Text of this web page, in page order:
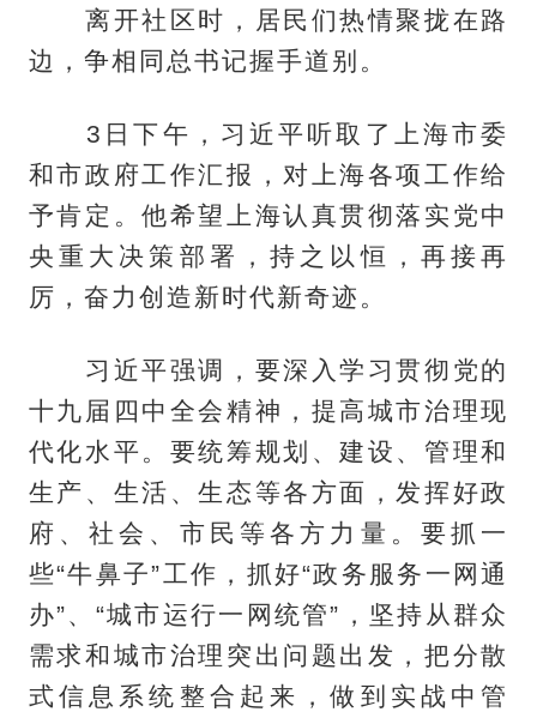
离开社区时，居民们热情聚拢在路
边，争相同总书记握手道别。
3日下午，习近平听取了上海市委
和市政府工作汇报，对上海各项工作给
予肯定。他希望上海认真贯彻落实党中
央重大决策部署，持之以恒，再接再
厉，奋力创造新时代新奇迹。
习近平强调，要深入学习贯彻党的
十九届四中全会精神，提高城市治理现
代化水平。要统筹规划、建设、管理和
生产、生活、生态等各方面，发挥好政
府、社会、市民等各方力量。要抓一
些“牛鼻子”工作，抓好“政务服务一网通
办”、“城市运行一网统管”，坚持从群众
需求和城市治理突出问题出发，把分散
式信息系统整合起来，做到实战中管